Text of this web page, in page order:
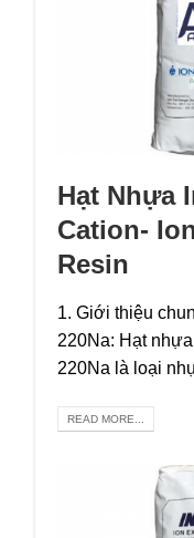
Hạt Nhựa
Cation-
Resin
1. Giới thiệu
220Na: Hạt
220Na là loại
READ MORE...